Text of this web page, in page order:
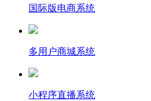
国际版电商系统
多用户商城系统
小程序直播系统